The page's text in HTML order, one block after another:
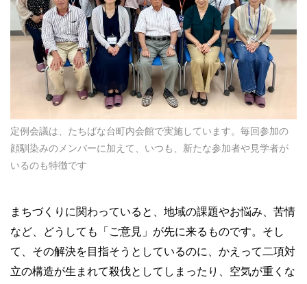
定例会議は、たちばな台町内会館で実施しています。毎回参加の
顔馴染みのメンバーに加えて、いつも、新たな参加者や見学者が
いるのも特徴です
まちづくりに関わっていると、地域の課題やお悩み、苦情
など、どうしても「ご意見」が先に来るものです。そし
て、その解決を目指そうとしているのに、かえって二項対
立の構造が生まれて殺伐としてしまったり、空気が重くな